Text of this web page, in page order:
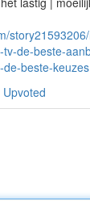
de-beste-
beste-keuzes